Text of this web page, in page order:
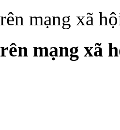
mạng xã
mạng xã